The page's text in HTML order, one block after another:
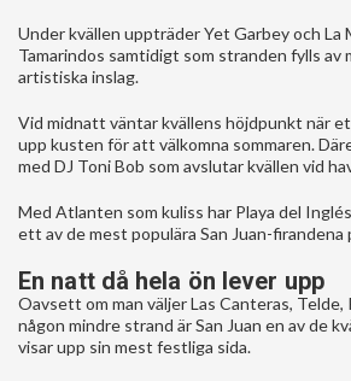
Under kvällen uppträder Yet Garbey och La
Tamarindos samtidigt som stranden fylls av
artistiska inslag.
Vid midnatt väntar kvällens höjdpunkt när
upp kusten för att välkomna sommaren.
med DJ Toni Bob som avslutar kvällen vid
Med Atlanten som kuliss har Playa del
ett av de mest populära San Juan-firandena
En natt då hela ön lever upp
Oavsett om man väljer Las Canteras,
någon mindre strand är San Juan en av de
visar upp sin mest festliga sida.